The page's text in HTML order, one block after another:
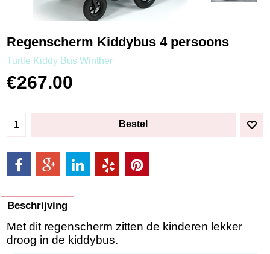
Regenscherm Kiddybus 4 persoons
Turtle Kiddy Bus Winther
€267.00
Bestel
Beschrijving
Met dit regenscherm zitten de kinderen lekker
droog in de kiddybus.